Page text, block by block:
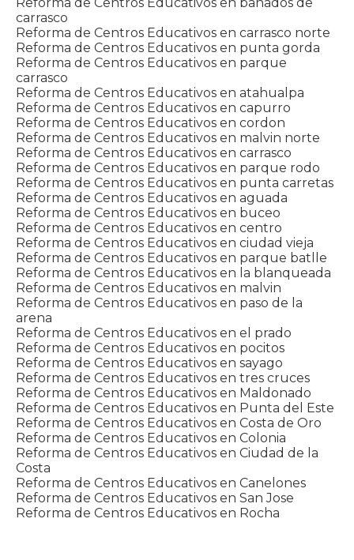
carrasco
Reforma de Centros Educativos en carrasco norte
Reforma de Centros Educativos en punta gorda
Reforma de Centros Educativos en parque
carrasco
Reforma de Centros Educativos en atahualpa
Reforma de Centros Educativos en capurro
Reforma de Centros Educativos en cordon
Reforma de Centros Educativos en malvin norte
Reforma de Centros Educativos en carrasco
Reforma de Centros Educativos en parque rodo
Reforma de Centros Educativos en punta carretas
Reforma de Centros Educativos en aguada
Reforma de Centros Educativos en buceo
Reforma de Centros Educativos en centro
Reforma de Centros Educativos en ciudad vieja
Reforma de Centros Educativos en parque batlle
Reforma de Centros Educativos en la blanqueada
Reforma de Centros Educativos en malvin
Reforma de Centros Educativos en paso de la
arena
Reforma de Centros Educativos en el prado
Reforma de Centros Educativos en pocitos
Reforma de Centros Educativos en sayago
Reforma de Centros Educativos en tres cruces
Reforma de Centros Educativos en Maldonado
Reforma de Centros Educativos en Punta del Este
Reforma de Centros Educativos en Costa de Oro
Reforma de Centros Educativos en Colonia
Reforma de Centros Educativos en Ciudad de la
Costa
Reforma de Centros Educativos en Canelones
Reforma de Centros Educativos en San Jose
Reforma de Centros Educativos en Rocha